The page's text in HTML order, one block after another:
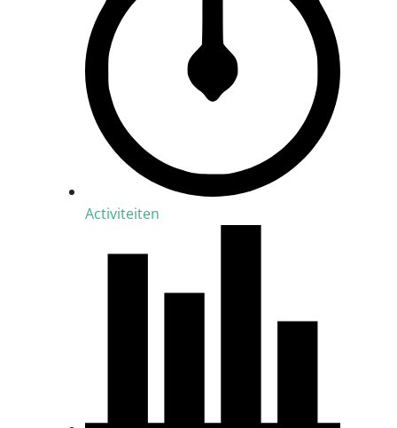
Activiteiten